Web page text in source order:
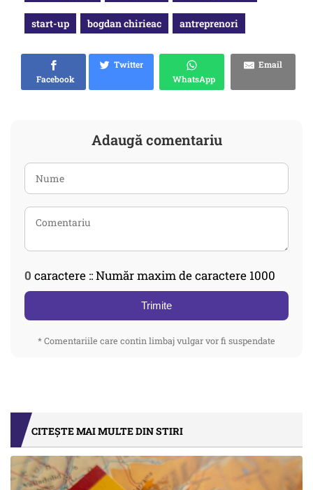
start-up bogdan chirieac antreprenori
Facebook
Twitter
WhatsApp
Email
Adaugă comentariu
0 caractere :: Număr maxim de caractere 1000
Trimite
* Comentariile care contin limbaj vulgar vor fi suspendate
CITEȘTE MAI MULTE DIN STIRI